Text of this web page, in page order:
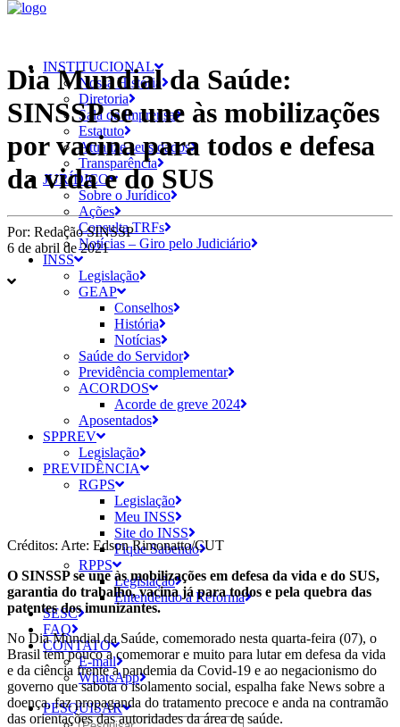
INSTITUCIONAL
Nossa História
Diretoria
Sala de Imprensa
Estatuto
Atualize seus dados
Transparência
JURÍDICO
Sobre o Jurídico
Ações
Consulta TRFs
Notícias – Giro pelo Judiciário
INSS
Legislação
GEAP
Conselhos
História
Notícias
Saúde do Servidor
Previdência complementar
ACORDOS
Acorde de greve 2024
Aposentados
SPPREV
Legislação
PREVIDÊNCIA
RGPS
Legislação
Meu INSS
Site do INSS
Fique Sabendo
RPPS
Legislação
Entendendo a Reforma
SESC
FAQ
CONTATO
E-mail
WhatsApp
PESQUISAR
Dia Mundial da Saúde:
SINSSP se une às mobilizações
por vacina para todos e defesa
da vida e do SUS
Por: Redação SINSSP
6 de abril de 2021
Créditos: Arte: Edson Rimonatto/CUT
O SINSSP se une às mobilizações em defesa da vida e do SUS,
garantia do trabalho, vacina já para todos e pela quebra das
patentes dos imunizantes.
No Dia Mundial da Saúde, comemorado nesta quarta-feira (07), o
Brasil tem pouco a comemorar e muito para lutar em defesa da vida
e da ciência frente a pandemia da Covid-19 e ao negacionismo do
governo que sabota o isolamento social, espalha fake News sobre a
doença, faz propaganda do tratamento precoce e anda na contramão
das orientações das autoridades da área de saúde.